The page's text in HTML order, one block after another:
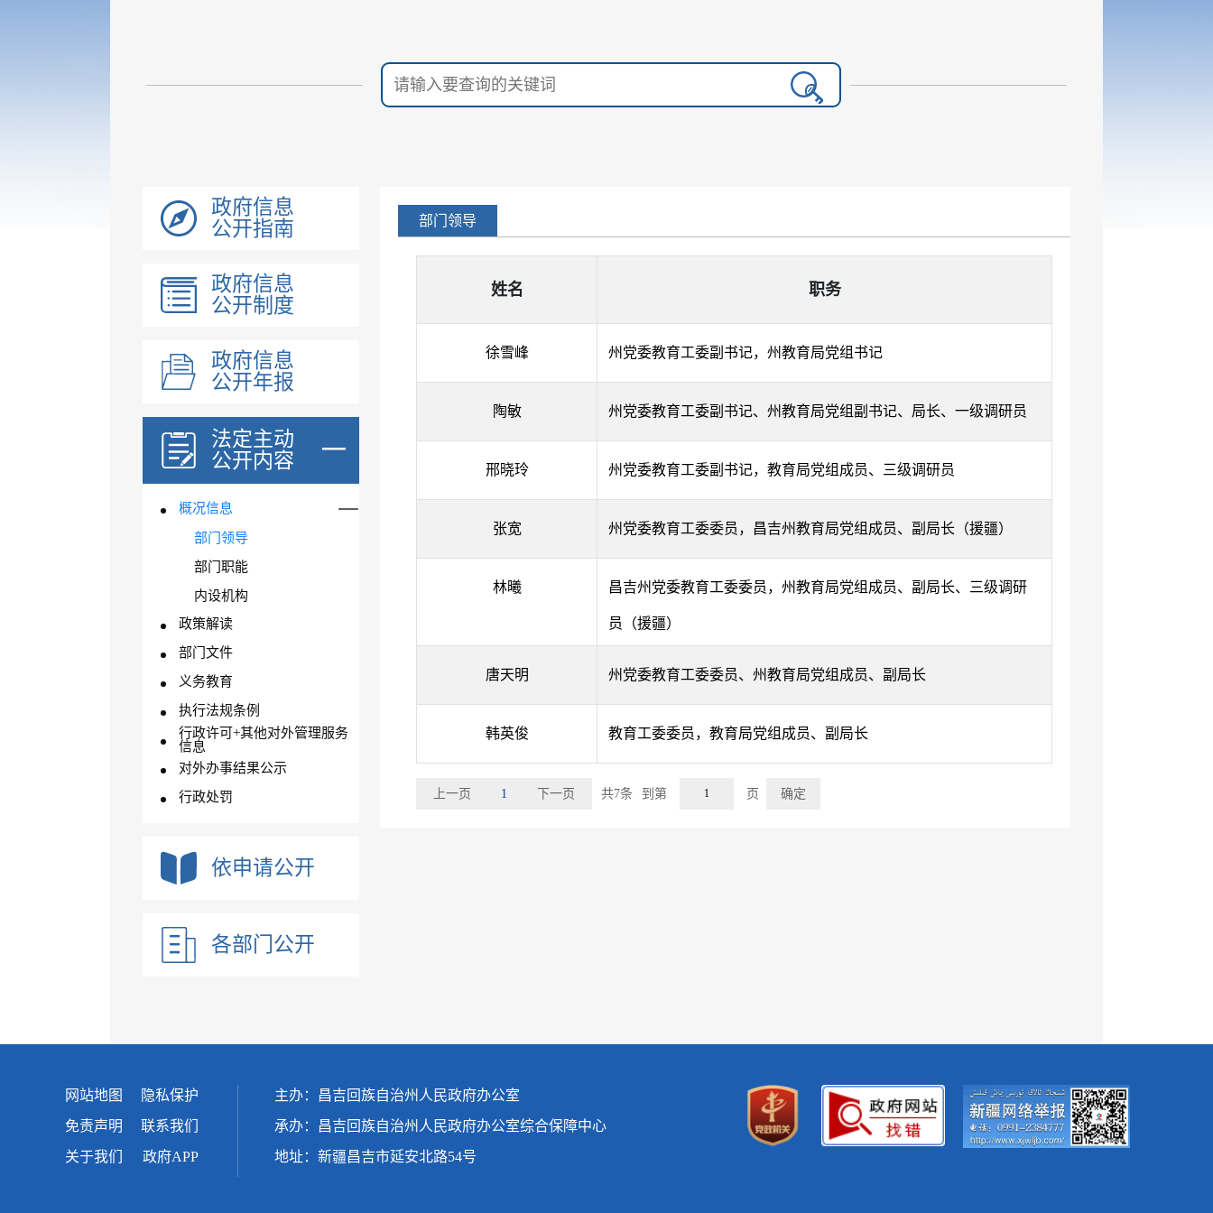
政府信息
公开指南
政府信息
公开制度
政府信息
公开年报
法定主动
公开内容
概况信息
部门领导
部门职能
内设机构
政策解读
部门文件
义务教育
执行法规条例
行政许可+其他对外管理服务
信息
对外办事结果公示
行政处罚
依申请公开
各部门公开
部门领导
姓名 职务
徐雪峰 州党委教育工委副书记，州教育局党组书记
陶敏 州党委教育工委副书记、州教育局党组副书记、局长、一级调研员
邢晓玲 州党委教育工委副书记，教育局党组成员、三级调研员
张宽 州党委教育工委委员，昌吉州教育局党组成员、副局长（援疆）
林曦 昌吉州党委教育工委委员，州教育局党组成员、副局长、三级调研
员（援疆）
唐天明 州党委教育工委委员、州教育局党组成员、副局长
韩英俊 教育工委委员，教育局党组成员、副局长
上一页 1 下一页 共7条 到第 页 确定
网站地图
隐私保护
免责声明
联系我们
关于我们
政府APP
主办：昌吉回族自治州人民政府办公室
承办：昌吉回族自治州人民政府办公室综合保障中心
地址：新疆昌吉市延安北路54号